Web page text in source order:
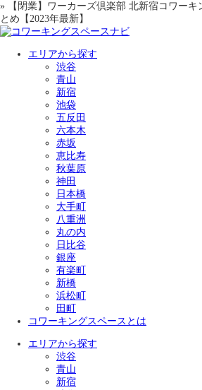
» 【閉業】ワーカーズ倶楽部 北新宿コワーキ
とめ【2023年最新】
エリアから探す
渋谷
青山
新宿
池袋
五反田
六本木
赤坂
恵比寿
秋葉原
神田
日本橋
大手町
八重洲
丸の内
日比谷
銀座
有楽町
新橋
浜松町
田町
コワーキングスペースとは
エリアから探す
渋谷
青山
新宿